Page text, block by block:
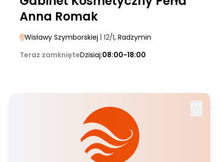
Anna Romak
Wisławy Szymborskiej | 12/1, Radzymin
Teraz zamknięteDzisiaj:08:00-18:00